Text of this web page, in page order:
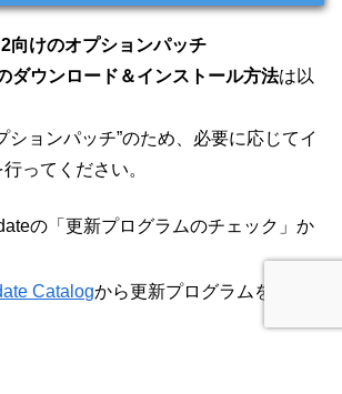
向けのオプションパッチ
ダウンロード＆インストール方法は以
ションパッチ”のため、必要に応じてイ
ってください。
の「更新プログラムのチェック」か
Catalogから更新プログラムをダウ